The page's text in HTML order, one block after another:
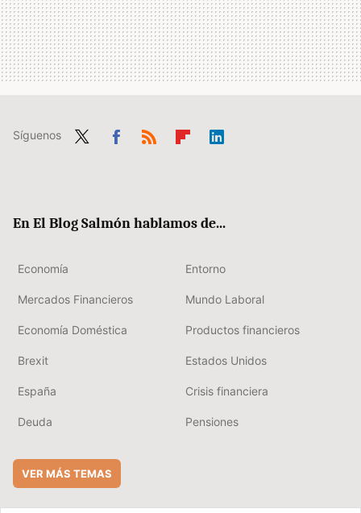
Síguenos
En El Blog Salmón hablamos de...
Economía Entorno
Mercados Financieros Mundo Laboral
Economía Doméstica Productos financieros
Brexit Estados Unidos
España Crisis financiera
Deuda Pensiones
VER MÁS TEMAS